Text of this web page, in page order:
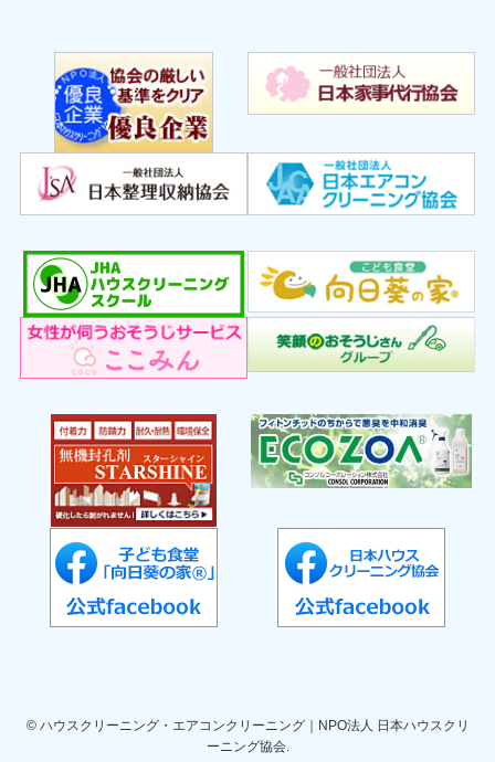
©ハウスクリーニング・エアコンクリーニング｜NPO法人 日本ハウスクリ
ーニング協会.